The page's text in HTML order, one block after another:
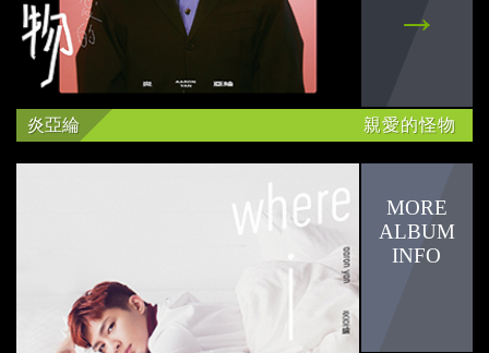
鄭健國
莎莎
炎亞綸 親愛的怪物